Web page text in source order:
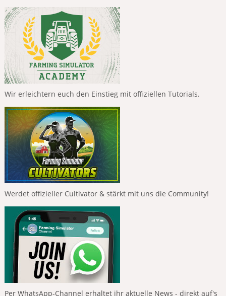
Wir erleichtern euch den Einstieg mit offiziellen Tutorials.
Werdet offizieller Cultivator & stärkt mit uns die Community!
Per WhatsApp-Channel erhaltet ihr aktuelle News - direkt auf's